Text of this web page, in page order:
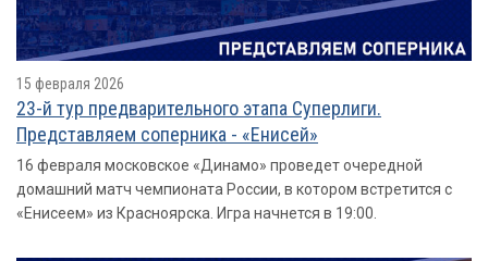
15 февраля 2026
23-й тур предварительного этапа Суперлиги.
Представляем соперника - «Енисей»
16 февраля московское «Динамо» проведет очередной
домашний матч чемпионата России, в котором встретится с
«Енисеем» из Красноярска. Игра начнется в 19:00.